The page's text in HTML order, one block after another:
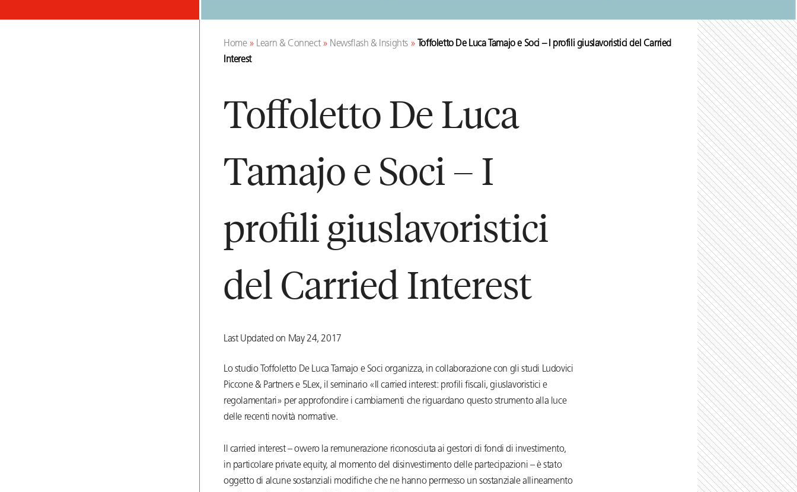
Home» Learn & Connect» Newsflash & Insights » Toffoletto De Luca Tamajo e Soci – I profili giuslavoristici del Carried
Interest
Toffoletto De Luca
Tamajo e Soci – I
profili giuslavoristici
del Carried Interest
Last Updated on May 24, 2017
Lo studio Toffoletto De Luca Tamajo e Soci organizza, in collaborazione con gli studi Ludovici
Piccone & Partners e 5Lex, il seminario «Il carried interest: profili fiscali, giuslavoristici e
regolamentari» per approfondire i cambiamenti che riguardano questo strumento alla luce
delle recenti novità normative.
Il carried interest – ovvero la remunerazione riconosciuta ai gestori di fondi di investimento,
in particolare private equity, al momento del disinvestimento delle partecipazioni – è stato
oggetto di alcune sostanziali modifiche che ne hanno permesso un sostanziale allineamento